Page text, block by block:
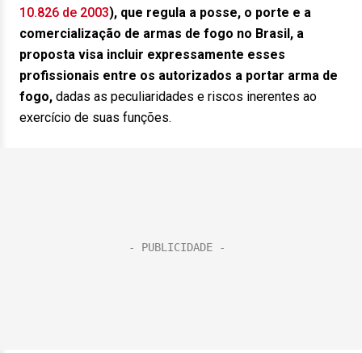
10.826 de 2003), que regula a posse, o porte e a
comercialização de armas de fogo no Brasil, a
proposta visa incluir expressamente esses
profissionais entre os autorizados a portar arma de
fogo, dadas as peculiaridades e riscos inerentes ao
exercício de suas funções.